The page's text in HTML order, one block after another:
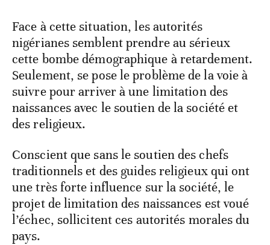
Face à cette situation, les autorités
nigérianes semblent prendre au sérieux
cette bombe démographique à retardement.
Seulement, se pose le problème de la voie à
suivre pour arriver à une limitation des
naissances avec le soutien de la société et
des religieux.
Conscient que sans le soutien des chefs
traditionnels et des guides religieux qui ont
une très forte influence sur la société, le
projet de limitation des naissances est voué
l’échec, sollicitent ces autorités morales du
pays.